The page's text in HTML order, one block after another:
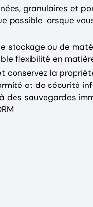
granulaires et
possible lorsque
stockage ou de
flexibilité en
conservez la
et de sécurité
sauvegardes